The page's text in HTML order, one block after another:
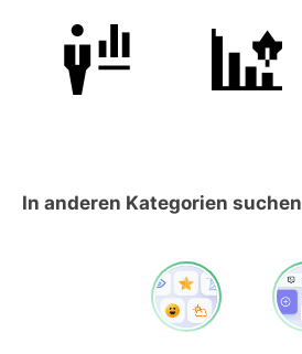
In anderen Kategorien suchen